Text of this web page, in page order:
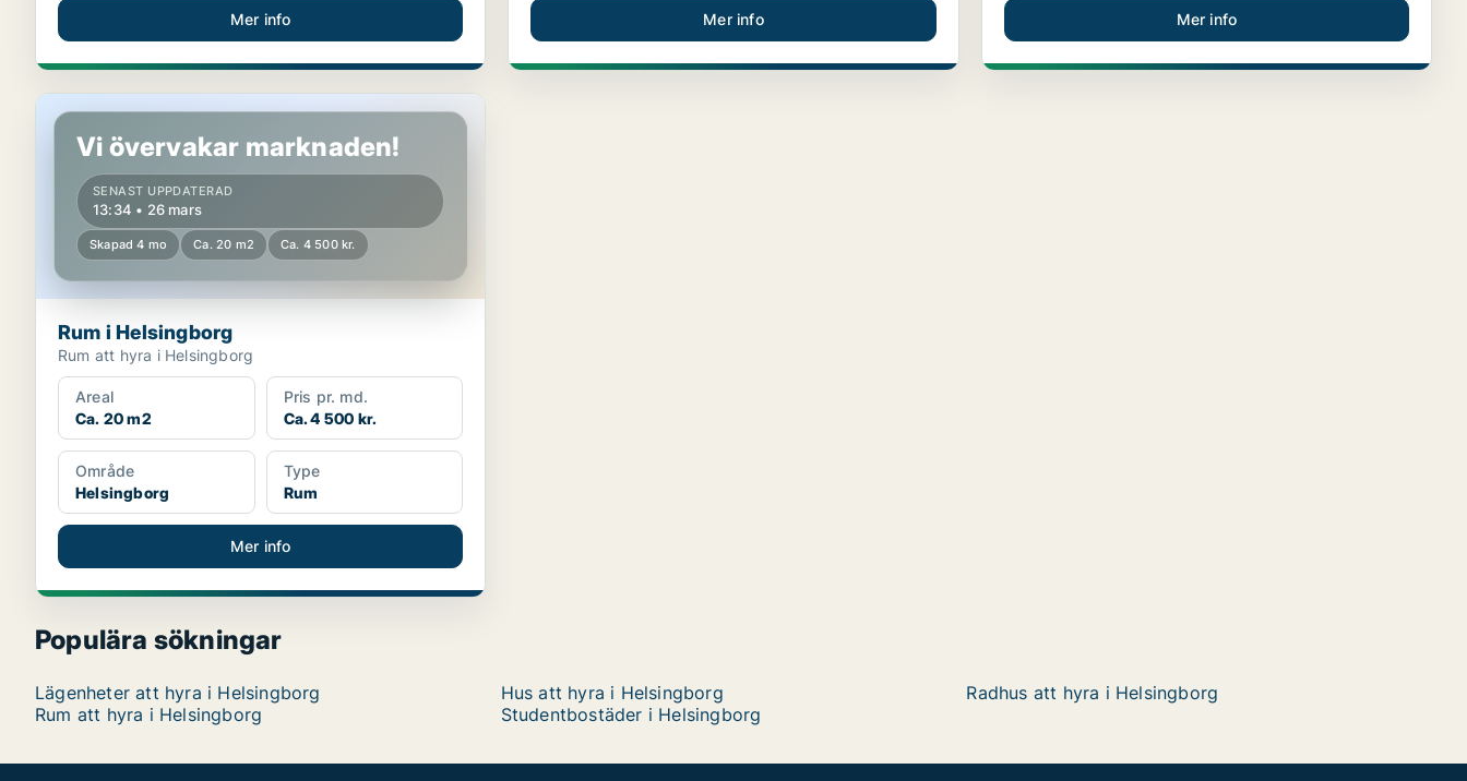
Mer info Mer info Mer info
Rum i Helsingborg
Vi övervakar marknaden!
SENAST UPPDATERAD
13:34 • 26 mars
Skapad 4 mo Ca. 20 m2 Ca. 4 500 kr.
Rum i Helsingborg
Rum att hyra i Helsingborg
Areal
Ca. 20 m2
Pris pr. md.
Ca. 4 500 kr.
Område
Helsingborg
Type
Rum
Mer info
Populära sökningar
Lägenheter att hyra i Helsingborg Hus att hyra i Helsingborg
Radhus att hyra i Helsingborg
Rum att hyra i Helsingborg
Studentbostäder i Helsingborg